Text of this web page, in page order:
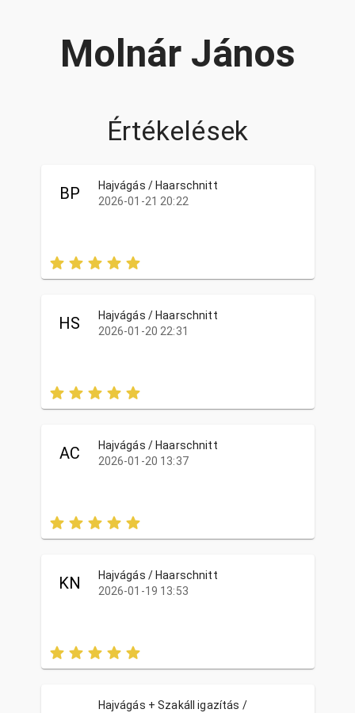
Molnár János
Értékelések
BP
Hajvágás / Haarschnitt
2026-01-21 20:22
HS
Hajvágás / Haarschnitt
2026-01-20 22:31
AC
Hajvágás / Haarschnitt
2026-01-20 13:37
KN
Hajvágás / Haarschnitt
2026-01-19 13:53
Hajvágás + Szakáll igazítás /